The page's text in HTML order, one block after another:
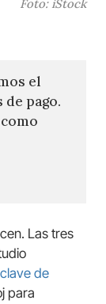
Foto: iStock
el
pago.
Las tres
de
para